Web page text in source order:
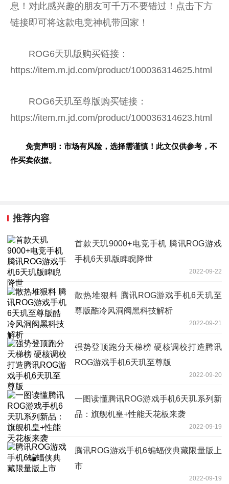
息！对此感兴趣的朋友可千万不要错过！点击下方
链接即可将这款电竞神机带回家！
ROG6天玑版购买链接：
https://item.m.jd.com/product/100036314625.html
ROG6天玑至尊版购买链接：
https://item.m.jd.com/product/100036314623.html
免责声明：市场有风险，选择需谨慎！此文仅供参考，不
作买卖依据。
推荐内容
首款天玑9000+电竞手机 腾讯ROG游戏
手机6天玑版睥睨降世
2022-09-22
散热堆狠料 腾讯ROG游戏手机6天玑至
尊版酷冷风洞阀黑科技解析
2022-09-21
强势登顶跑分天梯榜 硬核调校打造腾讯
ROG游戏手机6天玑至尊版
2022-09-20
一图读懂腾讯ROG游戏手机6天玑系列新
品：旗舰机皇+性能天花板来袭
2022-09-19
腾讯ROG游戏手机6蝙蝠侠典藏限量版上
市
2022-09-19